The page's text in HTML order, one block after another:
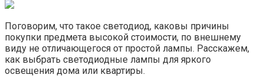
Поговорим, что такое светодиод, каковы причины
покупки предмета высокой стоимости, по внешнему
виду не отличающегося от простой лампы. Расскажем,
как выбрать светодиодные лампы для яркого
освещения дома или квартиры.